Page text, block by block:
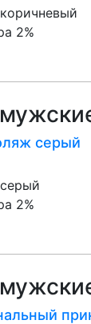
2%
серый
2%